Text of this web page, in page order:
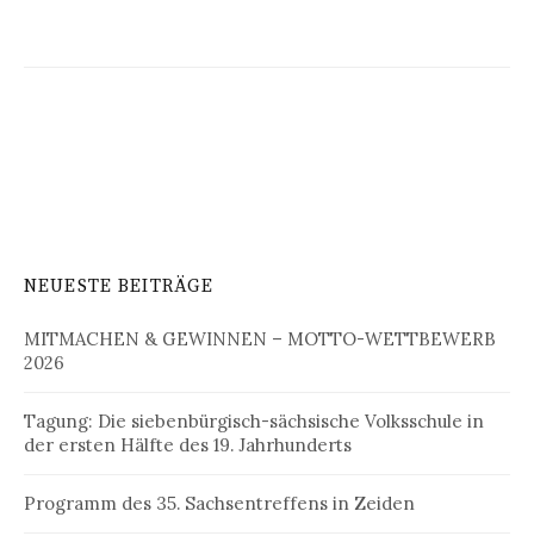
NEUESTE BEITRÄGE
MITMACHEN & GEWINNEN – MOTTO-WETTBEWERB
2026
Tagung: Die siebenbürgisch-sächsische Volksschule in
der ersten Hälfte des 19. Jahrhunderts
Programm des 35. Sachsentreffens in Zeiden